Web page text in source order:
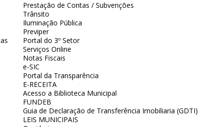
Prestação de Contas / Subvenções
Trânsito
Iluminação Pública
Previper
Portal do 3º Setor
Serviços Online
Notas Fiscais
e-SIC
Portal da Transparência
E-RECEITA
Acesso a Biblioteca Municipal
FUNDEB
Guia de Declaração de Transferência Imobiliaria (GDTI)
LEIS MUNICIPAIS